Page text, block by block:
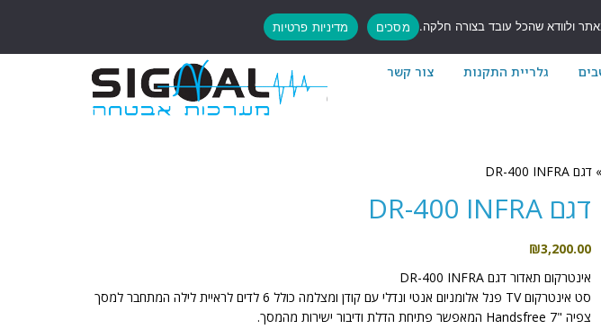
גלריית התקנות צור קשר
» דגם DR-400 INFRA
דגם DR-400 INFRA
₪3,200.00
אינטרקום תאדור דגם DR-400 INFRA
סט אינטרקום TV פנל אלומניום אנטי ונדלי עם קודן ומצלמה כולל 6 לדים לראיית לילה המתחבר למסך
צפיה "7 Handsfree המאפשר פתיחת הדלת ודיבור ישירות מהמסך.
מסכים מדיניות פרטיות